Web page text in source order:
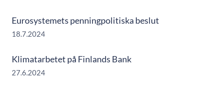
Eurosystemets penningpolitiska beslut
18.7.2024
Klimatarbetet på Finlands Bank
27.6.2024